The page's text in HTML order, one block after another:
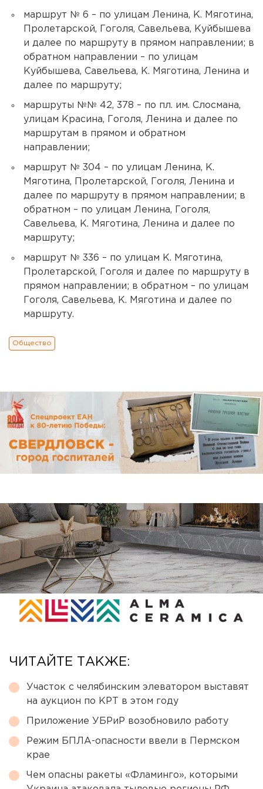
маршрут № 6 – по улицам Ленина, К. Мяготина,
Пролетарской, Гоголя, Савельева, Куйбышева
и далее по маршруту в прямом направлении; в
обратном направлении – по улицам
Куйбышева, Савельева, К. Мяготина, Ленина и
далее по маршруту;
маршруты №№ 42, 378 – по пл. им. Слосмана,
улицам Красина, Гоголя, Ленина и далее по
маршрутам в прямом и обратном
направлении;
маршрут № 304 – по улицам Ленина, К.
Мяготина, Пролетарской, Гоголя, Ленина и
далее по маршруту в прямом направлении; в
обратном – по улицам Ленина, Гоголя,
Савельева, К. Мяготина, Ленина и далее по
маршруту;
маршрут № 336 – по улицам К. Мяготина,
Пролетарской, Гоголя и далее по маршруту в
прямом направлении; в обратном – по улицам
Гоголя, Савельева, К. Мяготина и далее по
маршруту.
Общество
ЧИТАЙТЕ ТАКЖЕ:
Участок с челябинским элеватором выставят
на аукцион по КРТ в этом году
Приложение УБРиР возобновило работу
Режим БПЛА-опасности ввели в Пермском
крае
Чем опасны ракеты «Фламинго», которыми